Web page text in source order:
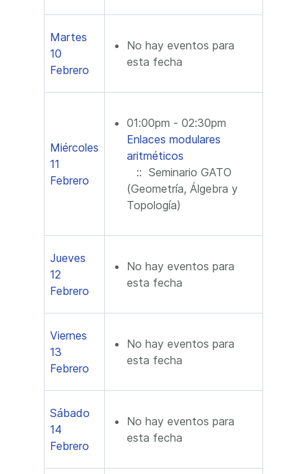
Martes
10
Febrero
No hay eventos para
esta fecha
Miércoles
11
Febrero
01:00pm - 02:30pm
Enlaces modulares
aritméticos
:: Seminario GATO
(Geometría, Álgebra y
Topología)
Jueves
12
Febrero
No hay eventos para
esta fecha
Viernes
13
Febrero
No hay eventos para
esta fecha
Sábado
14
Febrero
No hay eventos para
esta fecha